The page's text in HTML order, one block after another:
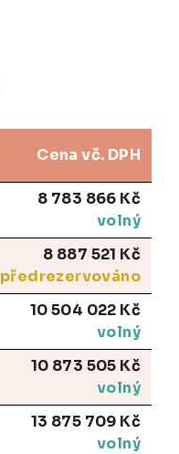
Cena vč. DPH
8 783 866 Kč
volný
8 887 521 Kč
předrezervováno
10 504 022 Kč
volný
10 873 505 Kč
volný
13 875 709 Kč
volný